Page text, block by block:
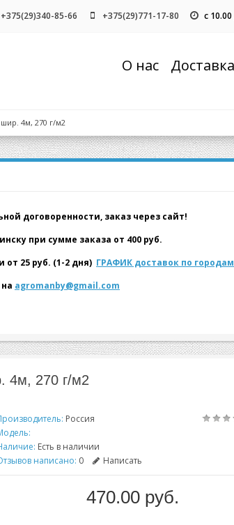
+375(29)340-85-66 +375(29)771-17-80 с
О нас Доставка
4м, 270 г/м2
договоренности, заказ через сайт!
при сумме заказа от 400 руб.
25 руб. (1-2 дня) ГРАФИК доставок по
agromanby@gmail.com
4м, 270 г/м2
Россия
Есть в наличии
написано: 0 Написать
470.00 руб.